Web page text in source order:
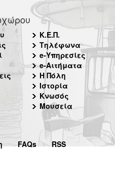
Κ.Ε.Π.
Τηλέφωνα
e-Υπηρεσίες
e-Αιτήματα
Η Πόλη
Ιστορία
Κνωσός
Μουσεία
FAQs RSS